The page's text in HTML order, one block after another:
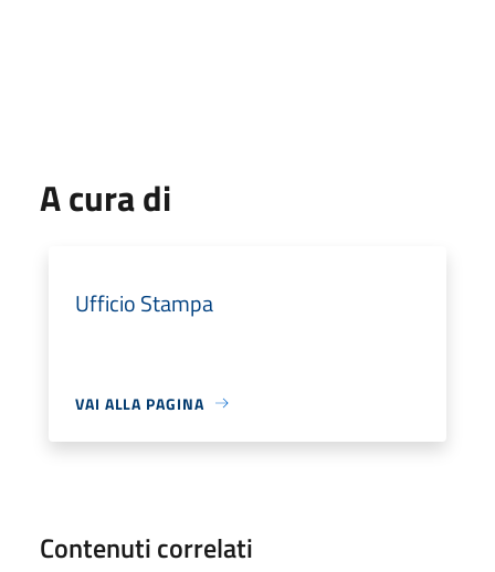
A cura di
Ufficio Stampa
VAI ALLA PAGINA
Contenuti correlati